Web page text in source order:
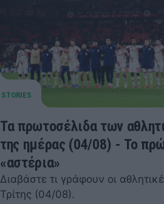
Τα πρωτοσέλιδα των
της ημέρας (04/08) - Το
«αστέρια»
Διαβάστε τι γράφουν οι
Τρίτης (04/08).